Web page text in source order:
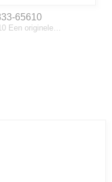
65610
Een originele…